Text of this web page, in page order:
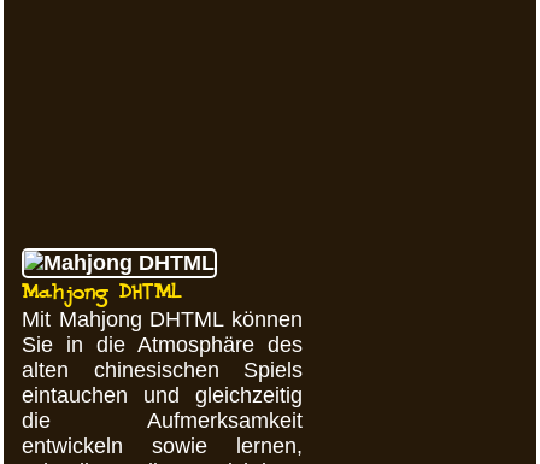
Mahjong DHTML
Mit Mahjong DHTML können
Sie in die Atmosphäre des
alten chinesischen Spiels
eintauchen und gleichzeitig
die Aufmerksamkeit
entwickeln sowie lernen,